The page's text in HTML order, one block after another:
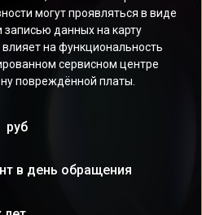
могут проявляться в виде
записью данных на карту
на функциональность
сервисном центре
повреждённой платы.
руб
в день обращения